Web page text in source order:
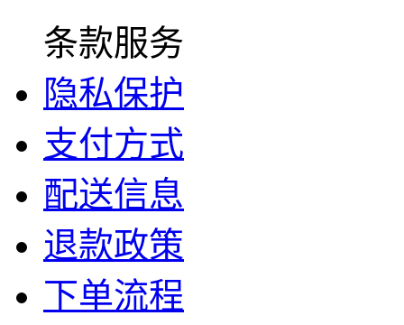
条款服务
隐私保护
支付方式
配送信息
退款政策
下单流程